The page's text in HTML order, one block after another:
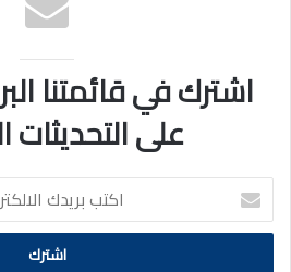
اشترك في قائمتنا
على التحديثات
اكتب
بريدك
الالكتروني